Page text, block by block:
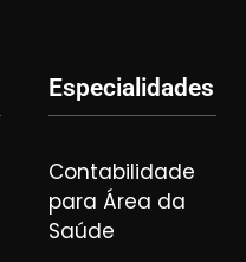
Especialidades
Contabilidade
para Área da
Saúde